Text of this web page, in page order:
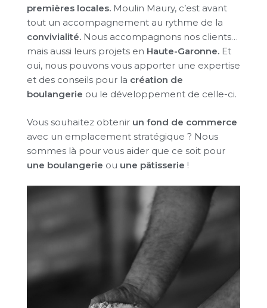
premières locales. Moulin Maury, c’est avant
tout un accompagnement au rythme de la
convivialité. Nous accompagnons nos clients…
mais aussi leurs projets en Haute-Garonne. Et
oui, nous pouvons vous apporter une expertise
et des conseils pour la création de
boulangerie ou le développement de celle-ci.
Vous souhaitez obtenir un fond de commerce
avec un emplacement stratégique ? Nous
sommes là pour vous aider que ce soit pour
une boulangerie ou une pâtisserie !